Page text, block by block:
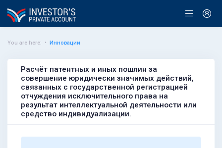
You are here: Инновации
Расчёт патентных и иных пошлин за
совершение юридически значимых действий,
связанных с государственной регистрацией
отчуждения исключительного права на
результат интеллектуальной деятельности или
средство индивидуализации.